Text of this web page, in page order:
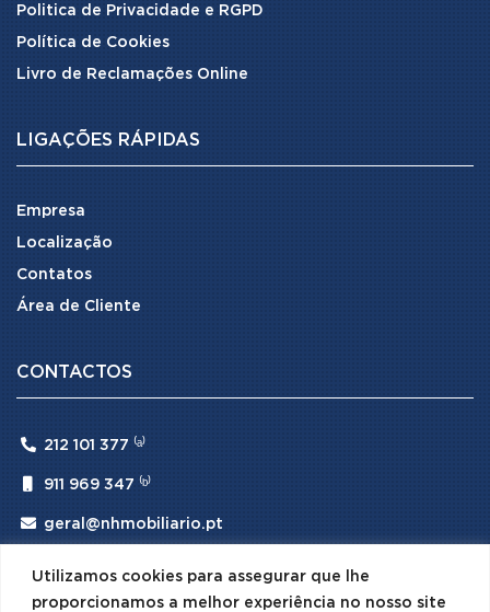
Utilizamos cookies para assegurar que lhe
proporcionamos a melhor experiência no nosso site
Politica de Privacidade e RGPD
Política de Cookies
Livro de Reclamações Online
LIGAÇÕES RÁPIDAS
Empresa
Localização
Contatos
Área de Cliente
CONTACTOS
 212 101 377 ⁽ᵃ⁾
911 969 347 ⁽ᵇ⁾
 geral@nhmobiliario.pt